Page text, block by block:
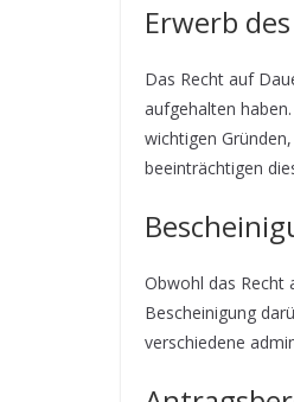
Erwerb
Das Recht auf
aufgehalten
wichtigen
beeinträchtigen
Obwohl das Recht
Bescheinigung
verschiedene